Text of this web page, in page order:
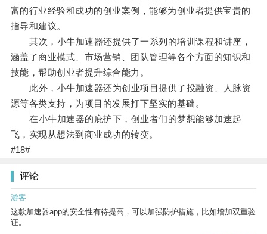
富的行业经验和成功的创业案例，能够为创业者提供宝贵的
指导和建议。
其次，小牛加速器还提供了一系列的培训课程和讲座，
涵盖了商业模式、市场营销、团队管理等各个方面的知识和
技能，帮助创业者提升综合能力。
此外，小牛加速器还为创业项目提供了投融资、人脉资
源等各类支持，为项目的发展打下坚实的基础。
在小牛加速器的庇护下，创业者们的梦想能够加速起
飞，实现从想法到商业成功的转变。
#18#
评论
游客
这款加速器app的安全性有待提高，可以加强防护措施，比如增加双重验
证。